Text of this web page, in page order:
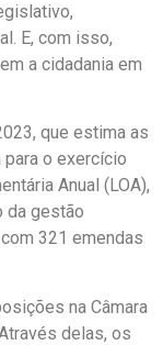
E, com isso,
a cidadania em
que estima as
o exercício
Anual (LOA),
da gestão
321 emendas
na Câmara
delas, os